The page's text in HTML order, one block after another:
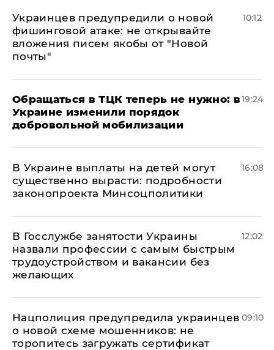
Украинцев предупредили о новой
фишинговой атаке: не открывайте
вложения писем якобы от "Новой
почты"
10:12
Обращаться в ТЦК теперь не нужно: в
Украине изменили порядок
добровольной мобилизации
19:24
В Украине выплаты на детей могут
существенно вырасти: подробности
законопроекта Минсоцполитики
16:08
В Госслужбе занятости Украины
назвали профессии с самым быстрым
трудоустройством и вакансии без
желающих
12:02
Нацполиция предупредила украинцев
о новой схеме мошенников: не
торопитесь загружать сертификат
09:10